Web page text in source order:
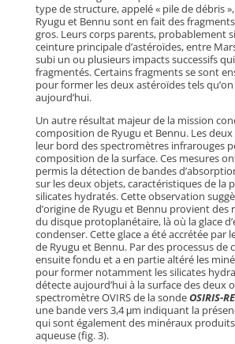
type de structure, appelé « pile de débris
Ryugu et Bennu sont en fait des
gros. Leurs corps parents, probablement
ceinture principale d’astéroïdes, entre
subi un ou plusieurs impacts successifs
fragmentés. Certains fragments se sont
pour former les deux astéroïdes tels
aujourd’hui.
Un autre résultat majeur de la mission
composition de Ryugu et Bennu. Les
leur bord des spectromètres infrarouges
composition de la surface. Ces mesures
permis la détection de bandes
sur les deux objets, caractéristiques de la
silicates hydratés. Cette observation
d’origine de Ryugu et Bennu provient des
du disque protoplanétaire, là où la glace
condenser. Cette glace a été accrétée par
de Ryugu et Bennu. Par des processus de
ensuite fondu et a en partie altéré les
pour former notamment les silicates
détecte aujourd’hui à la surface des deux
spectromètre OVIRS de la sondeOSIRIS-
une bande vers 3,4 μm indiquant la
qui sont également des minéraux
aqueuse (fig. 3).